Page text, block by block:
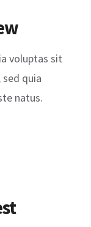
voluptas sit
quia
natus.